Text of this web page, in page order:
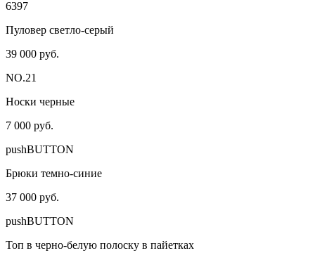
6397
Пуловер светло-серый
39 000 руб.
NO.21
Носки черные
7 000 руб.
pushBUTTON
Брюки темно-синие
37 000 руб.
pushBUTTON
Топ в черно-белую полоску в пайетках